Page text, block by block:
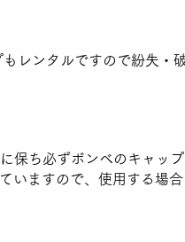
レンタルですので紛失
保ち必ずボンベのキャッ
いますので、使用する場